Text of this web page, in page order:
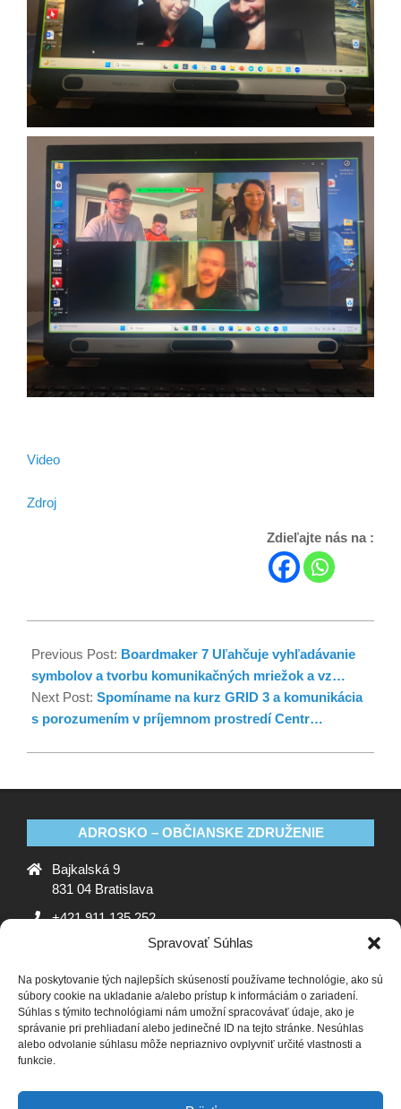
Spravovať Súhlas
Na poskytovanie tých najlepších skúseností používame technológie, ako sú
súbory cookie na ukladanie a/alebo prístup k informáciám o zariadení.
Súhlas s týmito technológiami nám umožní spracovávať údaje, ako je
správanie pri prehliadaní alebo jedinečné ID na tejto stránke. Nesúhlas
alebo odvolanie súhlasu môže nepriaznivo ovplyvniť určité vlastnosti a
funkcie.
Video
Zdroj
Zdieľajte nás na :
Previous Post: Boardmaker 7 Uľahčuje vyhľadávanie
symbolov a tvorbu komunikačných mriežok a vz…
Next Post: Spomíname na kurz GRID 3 a komunikácia
s porozumením v príjemnom prostredí Centr…
ADROSKO – OBČIANSKE ZDRUŽENIE
Bajkalská 9
831 04 Bratislava
+421 911 135 252
ADROSKO
Stanovy OZ Ochrana osobných údajov
Zásady
používania súborov cookie (EÚ)
Vyhlásenie o ochrane
osobných údajov (EU)